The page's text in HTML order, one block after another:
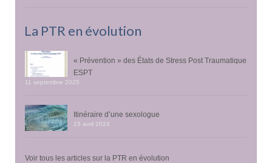
La PTR en évolution
« Prévention » des États de Stress Post Traumatique
ESPT
11 septembre 2025
Itinéraire d’une sexologue
15 avril 2024
Voir tous les articles sur la PTR en évolution